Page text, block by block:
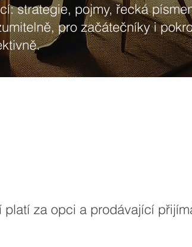
strategie, pojmy, řecká
pro začátečníky i
platí za opci a prodávající